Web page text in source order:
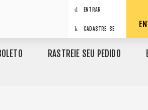
ENTRAR
CADASTRE-SE
RASTREIE SEU PEDIDO